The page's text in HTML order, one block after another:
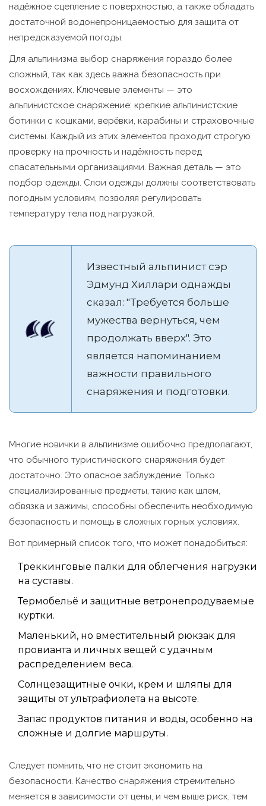
надёжное сцепление с поверхностью, а также обладать
достаточной водонепроницаемостью для защита от
непредсказуемой погоды.
Для альпинизма выбор снаряжения гораздо более
сложный, так как здесь важна безопасность при
восхождениях. Ключевые элементы — это
альпинистское снаряжение: крепкие альпинистские
ботинки с кошками, верёвки, карабины и страховочные
системы. Каждый из этих элементов проходит строгую
проверку на прочность и надёжность перед
спасательными организациями. Важная деталь — это
подбор одежды. Слои одежды должны соответствовать
погодным условиям, позволяя регулировать
температуру тела под нагрузкой.
Известный альпинист сэр
Эдмунд Хиллари однажды
сказал: "Требуется больше
мужества вернуться, чем
продолжать вверх". Это
является напоминанием
важности правильного
снаряжения и подготовки.
Многие новички в альпинизме ошибочно предполагают,
что обычного туристического снаряжения будет
достаточно. Это опасное заблуждение. Только
специализированные предметы, такие как шлем,
обвязка и зажимы, способны обеспечить необходимую
безопасность и помощь в сложных горных условиях.
Вот примерный список того, что может понадобиться:
Треккинговые палки для облегчения нагрузки
на суставы.
Термобельё и защитные ветронепродуваемые
куртки.
Маленький, но вместительный рюкзак для
провианта и личных вещей с удачным
распределением веса.
Солнцезащитные очки, крем и шляпы для
защиты от ультрафиолета на высоте.
Запас продуктов питания и воды, особенно на
сложные и долгие маршруты.
Следует помнить, что не стоит экономить на
безопасности. Качество снаряжения стремительно
меняется в зависимости от цены, и чем выше риск, тем